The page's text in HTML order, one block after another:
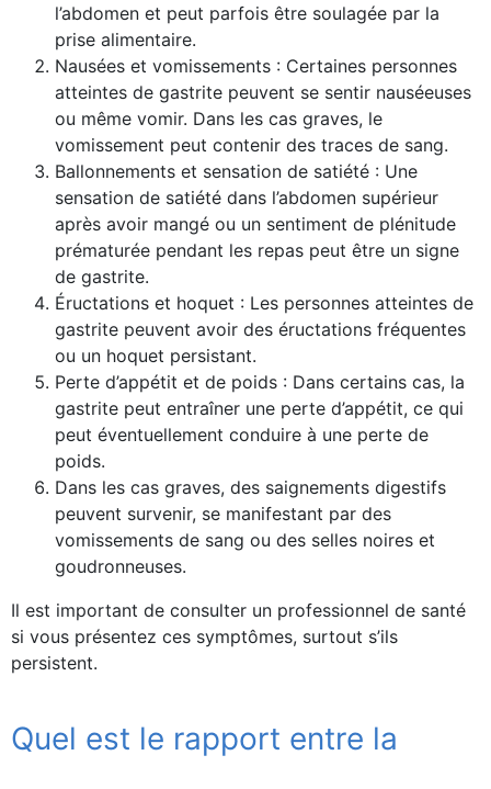
l’abdomen et peut parfois être soulagée par la
prise alimentaire.
Nausées et vomissements : Certaines personnes
atteintes de gastrite peuvent se sentir nauséeuses
ou même vomir. Dans les cas graves, le
vomissement peut contenir des traces de sang.
Ballonnements et sensation de satiété : Une
sensation de satiété dans l’abdomen supérieur
après avoir mangé ou un sentiment de plénitude
prématurée pendant les repas peut être un signe
de gastrite.
Éructations et hoquet : Les personnes atteintes de
gastrite peuvent avoir des éructations fréquentes
ou un hoquet persistant.
Perte d’appétit et de poids : Dans certains cas, la
gastrite peut entraîner une perte d’appétit, ce qui
peut éventuellement conduire à une perte de
poids.
Dans les cas graves, des saignements digestifs
peuvent survenir, se manifestant par des
vomissements de sang ou des selles noires et
goudronneuses.
Il est important de consulter un professionnel de santé
si vous présentez ces symptômes, surtout s’ils
persistent.
Quel est le rapport entre la